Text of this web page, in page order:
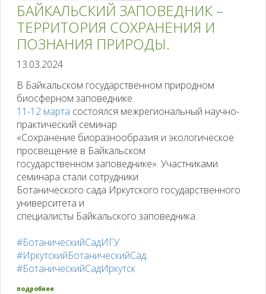
БАЙКАЛЬСКИЙ ЗАПОВЕДНИК –
ТЕРРИТОРИЯ СОХРАНЕНИЯ И
ПОЗНАНИЯ ПРИРОДЫ.
13.03.2024
В Байкальском государственном природном
биосферном заповеднике
11-12 марта состоялся межрегиональный научно-
практический семинар
«Сохранение биоразнообразия и экологическое
просвещение в Байкальском
государственном заповеднике». Участниками
семинара стали сотрудники
Ботанического сада Иркутского государственного
университета и
специалисты Байкальского заповедника.
#БотаническийСадИГУ
#ИркутскийБотаническийСад
#БотаническийСадИркутск
подробнее